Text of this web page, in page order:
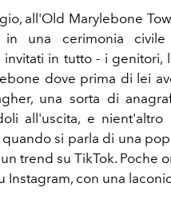
all'Old Marylebone
una cerimonia civile
invitati in tutto - i
dove prima di lei
una sorta di
all'uscita, e
quando si parla di una
trend su TikTok. Poche
Instagram, con una